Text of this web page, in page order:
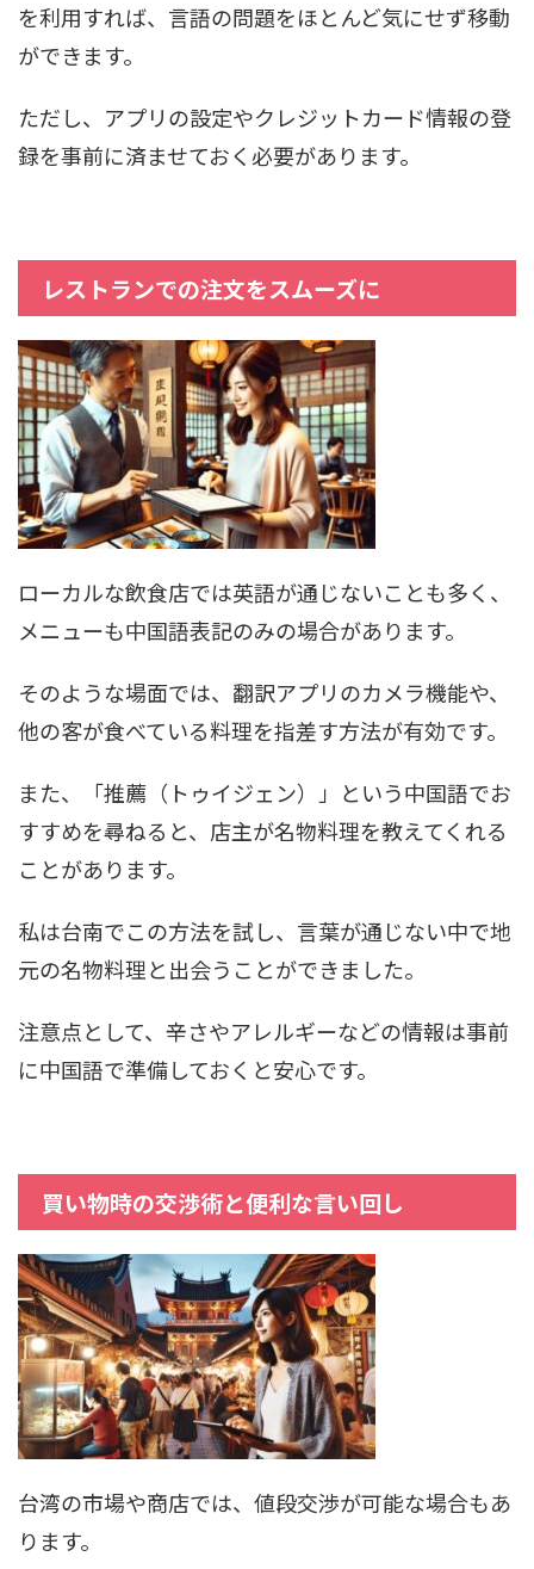
を利用すれば、言語の問題をほとんど気にせず移動
ができます。
ただし、アプリの設定やクレジットカード情報の登
録を事前に済ませておく必要があります。
レストランでの注文をスムーズに
ローカルな飲食店では英語が通じないことも多く、
メニューも中国語表記のみの場合があります。
そのような場面では、翻訳アプリのカメラ機能や、
他の客が食べている料理を指差す方法が有効です。
また、「推薦（トゥイジェン）」という中国語でお
すすめを尋ねると、店主が名物料理を教えてくれる
ことがあります。
私は台南でこの方法を試し、言葉が通じない中で地
元の名物料理と出会うことができました。
注意点として、辛さやアレルギーなどの情報は事前
に中国語で準備しておくと安心です。
買い物時の交渉術と便利な言い回し
台湾の市場や商店では、値段交渉が可能な場合もあ
ります。